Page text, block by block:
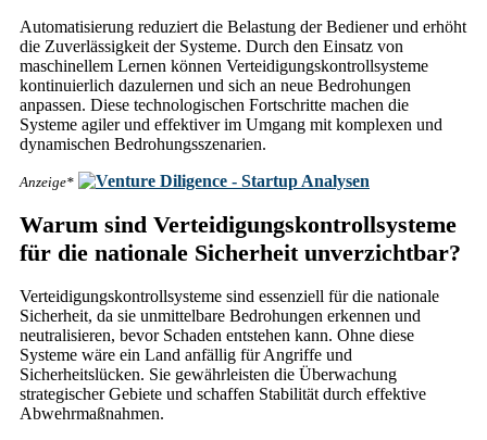
Automatisierung reduziert die Belastung der Bediener und erhöht
die Zuverlässigkeit der Systeme. Durch den Einsatz von
maschinellem Lernen können Verteidigungskontrollsysteme
kontinuierlich dazulernen und sich an neue Bedrohungen
anpassen. Diese technologischen Fortschritte machen die
Systeme agiler und effektiver im Umgang mit komplexen und
dynamischen Bedrohungsszenarien.
Anzeige*
Warum sind Verteidigungskontrollsysteme
für die nationale Sicherheit unverzichtbar?
Verteidigungskontrollsysteme sind essenziell für die nationale
Sicherheit, da sie unmittelbare Bedrohungen erkennen und
neutralisieren, bevor Schaden entstehen kann. Ohne diese
Systeme wäre ein Land anfällig für Angriffe und
Sicherheitslücken. Sie gewährleisten die Überwachung
strategischer Gebiete und schaffen Stabilität durch effektive
Abwehrmaßnahmen.